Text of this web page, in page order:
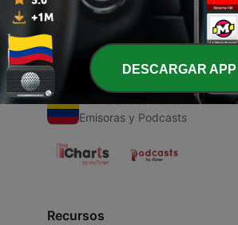
Emisoras Colombianas
Emisoras y Podcasts
Recursos
DESCARGAR APP